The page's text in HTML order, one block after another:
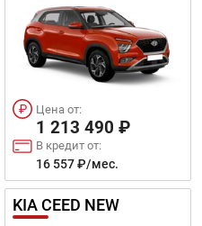
Цена от:
1 213 490 ₽
В кредит от:
16 557 ₽/мес.
KIA CEED NEW